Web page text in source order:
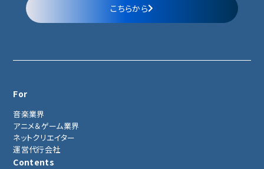
こちらから
For
音楽業界
アニメ＆ゲーム業界
ネットクリエイター
運営代行会社
Contents